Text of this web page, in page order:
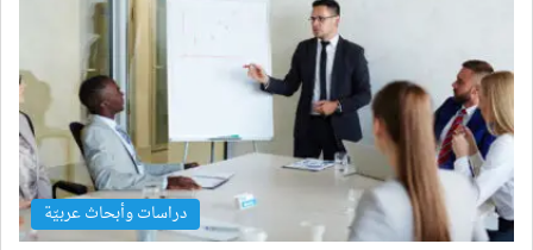
دراسات وأبحاث عربيّة